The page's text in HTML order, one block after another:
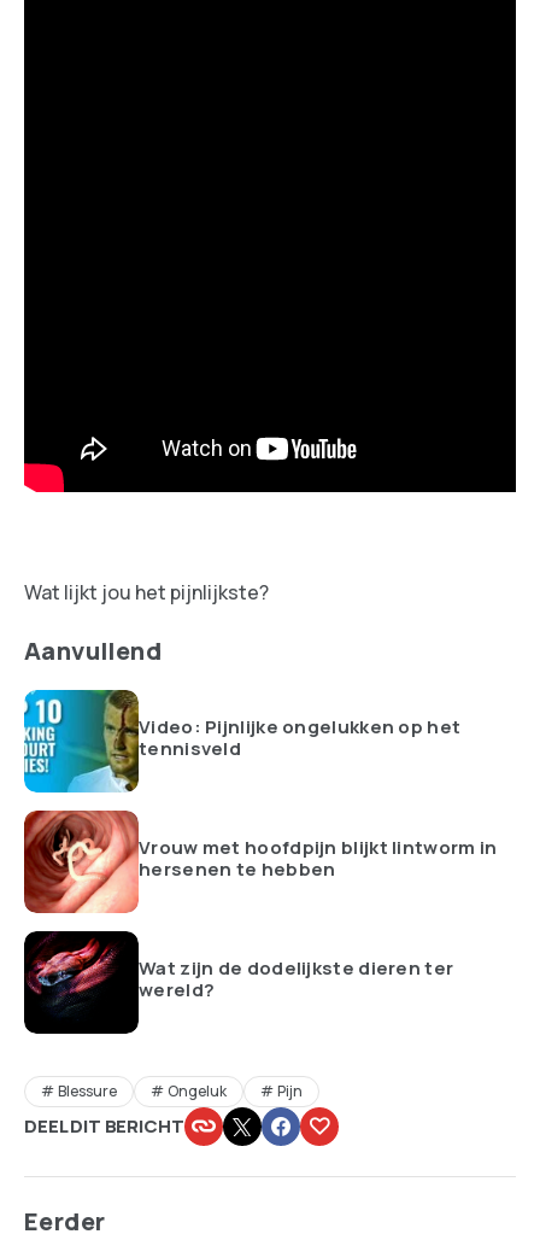
Wat lijkt jou het pijnlijkste?
Aanvullend
Video: Pijnlijke ongelukken op het
tennisveld
Vrouw met hoofdpijn blijkt lintworm in
hersenen te hebben
Wat zijn de dodelijkste dieren ter
wereld?
Blessure Ongeluk Pijn
DEEL DIT BERICHT
Eerder